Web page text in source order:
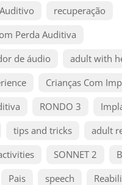
recuperação
Perda Auditiva
de áudio
adult with
Crianças Com
RONDO 3
tips and tricks
adult
SONNET 2
Pais speech